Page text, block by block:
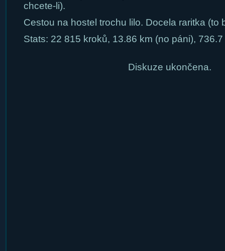
chcete-li).
Cestou na hostel trochu lilo. Docela raritka (to
Stats: 22 815 kroků, 13.86 km (no páni), 736.7
Diskuze ukončena.